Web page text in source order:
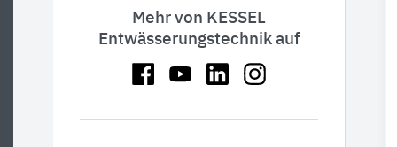
Mehr von KESSEL
Entwässerungstechnik auf